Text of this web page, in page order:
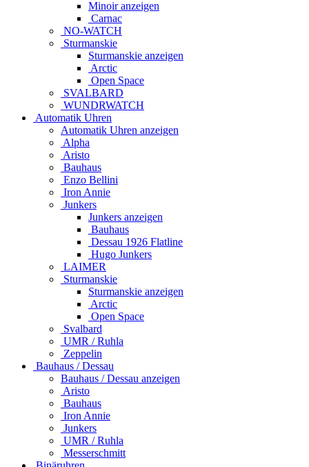
Minoir anzeigen
Carnac
NO-WATCH
Sturmanskie
Sturmanskie anzeigen
Arctic
Open Space
SVALBARD
WUNDRWATCH
Automatik Uhren
Automatik Uhren anzeigen
Alpha
Aristo
Bauhaus
Enzo Bellini
Iron Annie
Junkers
Junkers anzeigen
Bauhaus
Dessau 1926 Flatline
Hugo Junkers
LAIMER
Sturmanskie
Sturmanskie anzeigen
Arctic
Open Space
Svalbard
UMR / Ruhla
Zeppelin
Bauhaus / Dessau
Bauhaus / Dessau anzeigen
Aristo
Bauhaus
Iron Annie
Junkers
UMR / Ruhla
Messerschmitt